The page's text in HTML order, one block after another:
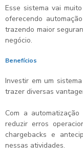
Esse sistema vai
oferecendo
trazendo maior
negócio.
Benefícios
Investir em um
trazer diversas
Com a
reduzir erros
chargebacks e
nessas atividades.